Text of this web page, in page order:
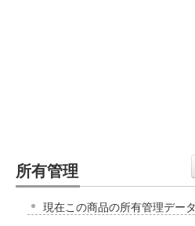
所有管理
現在この商品の所有管理デー